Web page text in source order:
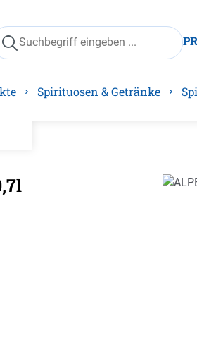
springen
Spirituosen & Getränke